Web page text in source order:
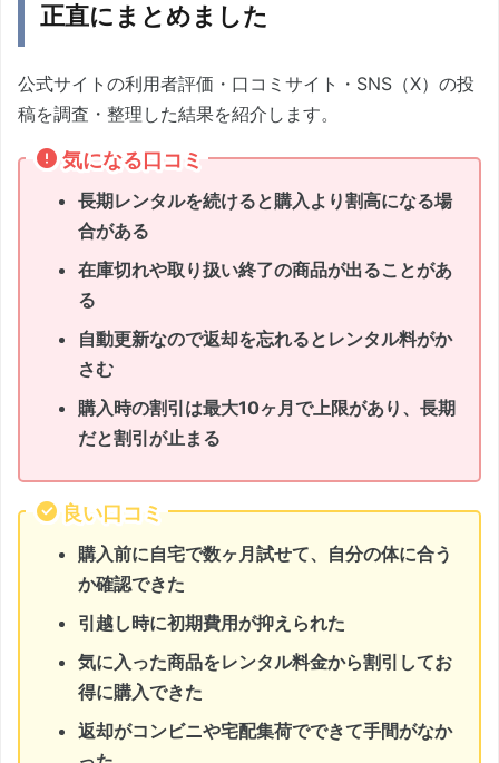
正直にまとめました
公式サイトの利用者評価・口コミサイト・SNS（X）の投
稿を調査・整理した結果を紹介します。
気になる口コミ
長期レンタルを続けると購入より割高になる場
合がある
在庫切れや取り扱い終了の商品が出ることがあ
る
自動更新なので返却を忘れるとレンタル料がか
さむ
購入時の割引は最大10ヶ月で上限があり、長期
だと割引が止まる
良い口コミ
購入前に自宅で数ヶ月試せて、自分の体に合う
か確認できた
引越し時に初期費用が抑えられた
気に入った商品をレンタル料金から割引してお
得に購入できた
返却がコンビニや宅配集荷でできて手間がなか